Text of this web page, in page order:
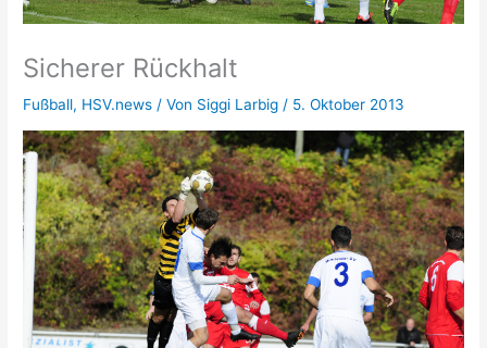
Sicherer Rückhalt
Fußball, HSV.news / Von Siggi Larbig / 5. Oktober 2013